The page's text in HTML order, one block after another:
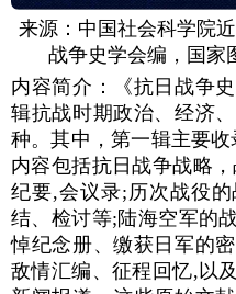
来源：中国社会科学院
战争史学会编，国家
内容简介：《抗日战争
辑抗战时期政治、经济
种。其中，第一辑主要收
内容包括抗日战争战略
纪要,会议录;历次战役
结、检讨等;陆海空军的
悼纪念册、缴获日军的
敌情汇编、征程回忆,以